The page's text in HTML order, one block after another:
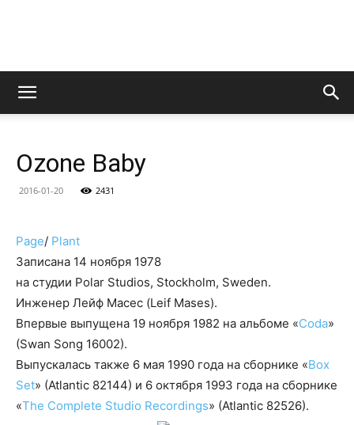
LedZeppelin.Ru
Ozone Baby
2016-01-20 2431
Page/ Plant
Записана 14 ноября 1978
на студии Polar Studios, Stockholm, Sweden.
Инженер Лейф Масес (Leif Mases).
Впервые выпущена 19 ноября 1982 на альбоме «Coda»
(Swan Song 16002).
Выпускалась также 6 мая 1990 года на сборнике «Box
Set» (Atlantic 82144) и 6 октября 1993 года на сборнике
«The Complete Studio Recordings» (Atlantic 82526).